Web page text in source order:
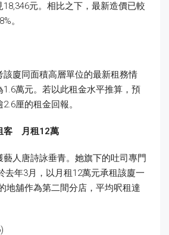
元。相比之下，最新造價已較
。
該廈同面積高層單位的最新租務情
萬元。若以此租金水平推算，預
厘的租金回報。
客 月租12萬
藝人唐詩詠垂青。她旗下的吐司專門
去年3月，以月租12萬元承租該廈一
地舖作為第二間分店，平均呎租達